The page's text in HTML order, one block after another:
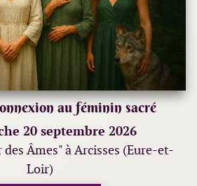
au féminin sacré
20 septembre 2026
des Âmes" à Arcisses (Eure-et-
Loir)